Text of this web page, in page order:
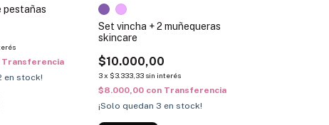
pestañas
Transferencia
en stock!
Set vincha + 2 muñequeras
skincare
$10.000,00
3 x $3.333,33 sin interés
$8.000,00 con Transferencia
¡Solo quedan 3 en stock!